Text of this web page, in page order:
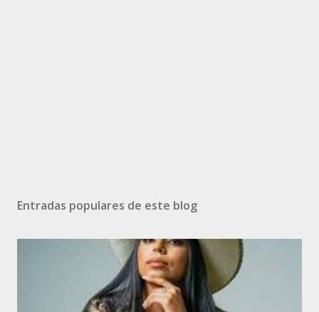
Entradas populares de este blog